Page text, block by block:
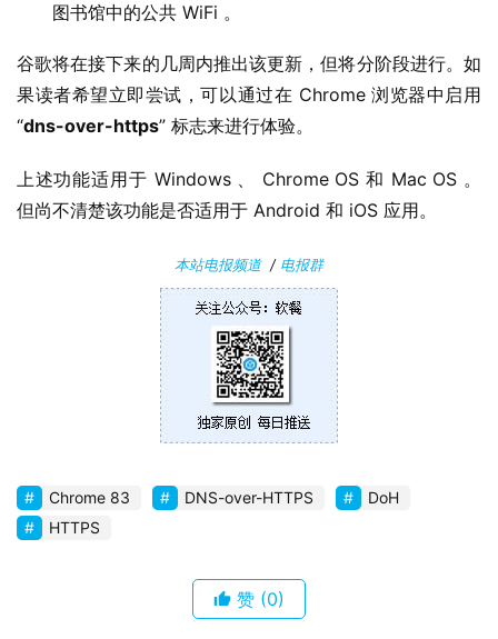
0
C
软
件
图书馆中的公共 WiFi 。
谷歌将在接下来的几周内推出该更新，但将分阶段进行。如
果读者希望立即尝试，可以通过在 Chrome 浏览器中启用
“dns-over-https” 标志来进行体验。
上述功能适用​​于 Windows 、 Chrome OS 和 Mac OS 。
但尚不清楚该功能是否适用于 Android 和 iOS 应用。
本站电报频道/ 电报群
Chrome 83 DNS-over-HTTPS
DoH
HTTPS
赞 (0)